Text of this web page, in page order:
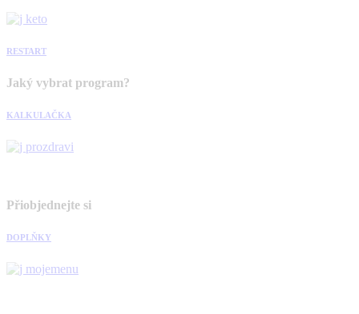
RESTART
Jaký vybrat program?
KALKULAČKA
Přiobjednejte si
DOPLŇKY